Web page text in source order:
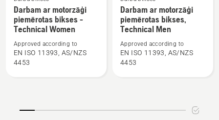
vairāk
informācijas
Darbam
Darbam ar motorzāģi
piemērotas bikses -
Technical Women
Approved according to
EN ISO 11393, AS/NZS
4453
vairāk
informācijas
Darbam
Darbam ar motorzāģi
piemērotas bikses,
Technical Men
Approved according to
EN ISO 11393, AS/NZS
4453